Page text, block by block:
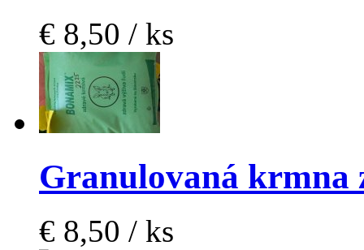
€ 8,50 / ks
Granulovaná
€ 8,50 / ks